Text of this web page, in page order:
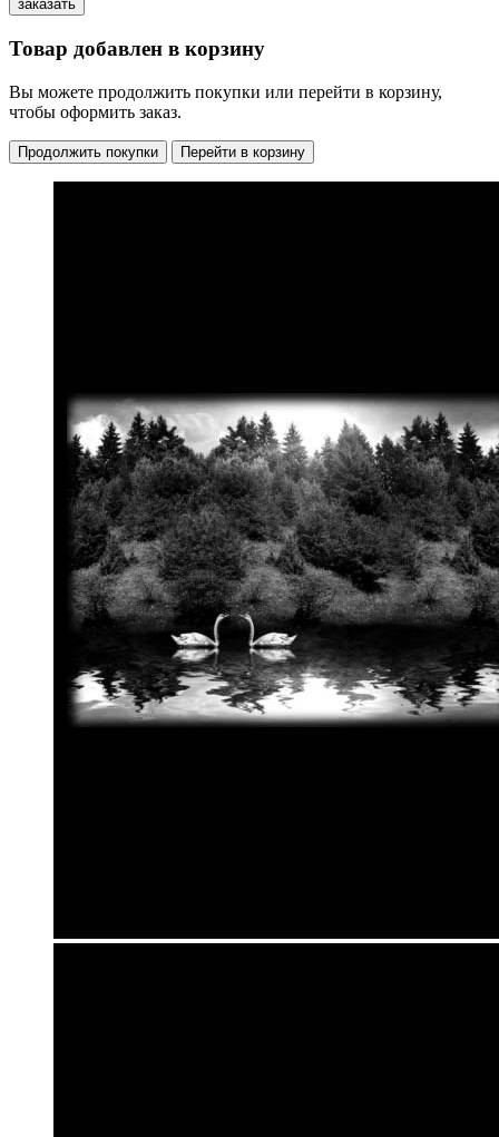
Товар добавлен в корзину
Вы можете продолжить покупки или перейти в корзину,
чтобы оформить заказ.
Продолжить покупки Перейти в корзину